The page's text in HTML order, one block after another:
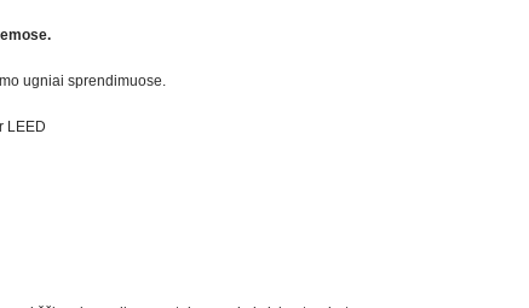
ugniai sprendimuose.
LEED